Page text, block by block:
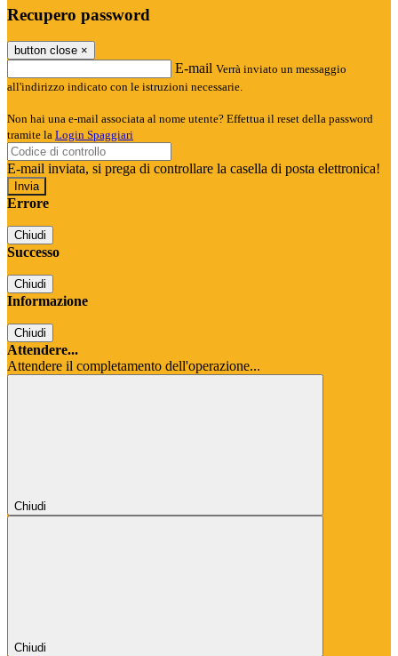
Recupero password
button close ×
E-mail Verrà inviato un messaggio
all'indirizzo indicato con le istruzioni necessarie.
Non hai una e-mail associata al nome utente? Effettua il reset della password
tramite la Login Spaggiari
E-mail inviata, si prega di controllare la casella di posta elettronica!
Errore
Chiudi
Successo
Chiudi
Informazione
Chiudi
Attendere...
Attendere il completamento dell'operazione...
Chiudi
Chiudi